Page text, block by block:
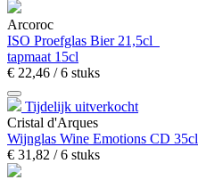
Arcoroc
ISO Proefglas Bier 21,5cl
tapmaat 15cl
€ 22,46 / 6 stuks
Tijdelijk uitverkocht
Cristal d'Arques
Wijnglas Wine Emotions CD 35cl
€ 31,82 / 6 stuks